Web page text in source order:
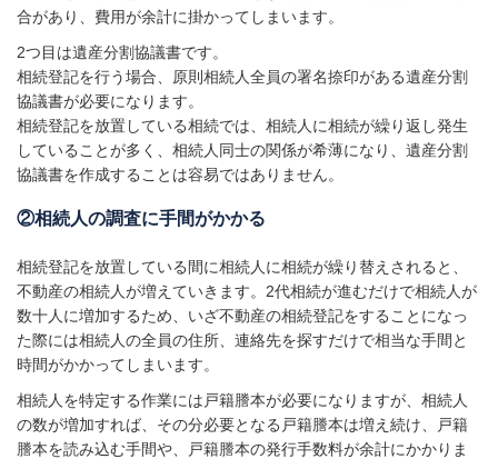
合があり、費用が余計に掛かってしまいます。
2つ目は遺産分割協議書です。
相続登記を行う場合、原則相続人全員の署名捺印がある遺産分割
協議書が必要になります。
相続登記を放置している相続では、相続人に相続が繰り返し発生
していることが多く、相続人同士の関係が希薄になり、遺産分割
協議書を作成することは容易ではありません。
②相続人の調査に手間がかかる
相続登記を放置している間に相続人に相続が繰り替えされると、
不動産の相続人が増えていきます。2代相続が進むだけで相続人が
数十人に増加するため、いざ不動産の相続登記をすることになっ
た際には相続人の全員の住所、連絡先を探すだけで相当な手間と
時間がかかってしまいます。
相続人を特定する作業には戸籍謄本が必要になりますが、相続人
の数が増加すれば、その分必要となる戸籍謄本は増え続け、戸籍
謄本を読み込む手間や、戸籍謄本の発行手数料が余計にかかりま